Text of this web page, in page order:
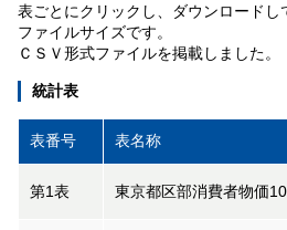
表ごとにクリックし、ダウンロードし
ファイルサイズです。
ＣＳＶ形式ファイルを掲載しました。
統計表
表番号 表名称
第1表 東京都区部消費者物価